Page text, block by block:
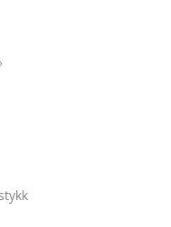
stykk